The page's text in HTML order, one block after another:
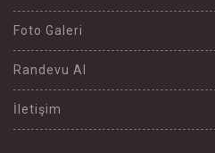
Foto Galeri
Randevu Al
İletişim